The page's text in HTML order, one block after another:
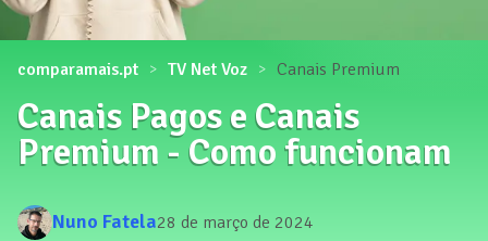
comparamais.pt TV Net Voz Canais Premium
Canais Pagos e Canais
Premium - Como funcionam
Nuno Fatela28 de março de 2024